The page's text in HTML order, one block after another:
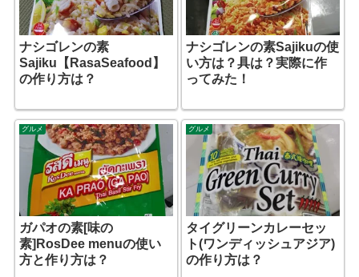
ナシゴレンの素
Sajiku【RasaSeafood】
の作り方は？
ナシゴレンの素Sajikuの使
い方は？具は？実際に作
ってみた！
グルメ
ガパオの素[味の
素]RosDee menuの使い
方と作り方は？
グルメ
タイグリーンカレーセッ
ト(ワンディッシュアジア)
の作り方は？